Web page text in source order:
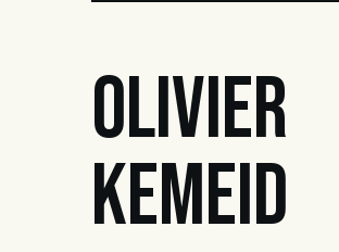
Olivier
Kemeid